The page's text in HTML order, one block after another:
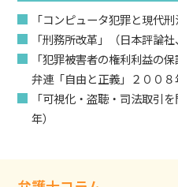
「コンピュータ犯罪と現代
「刑務所改革」（日本評論社
「犯罪被害者の権利利益の
弁連「自由と正義」２００８
「可視化・盗聴・司法取引
年）